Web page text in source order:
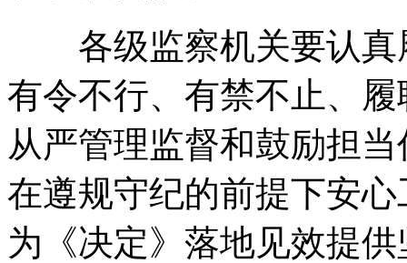
各级监察机关要认真
有令不行、有禁不止、
从严管理监督和鼓励担
在遵规守纪的前提下安
为《决定》落地见效提